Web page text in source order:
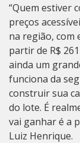
“Quem estiver
preços
na região, com
partir de R$
ainda um
funciona da
construir sua
do lote. É
vai ganhar é a
Luiz Henrique.